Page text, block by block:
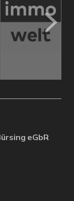
eGbR